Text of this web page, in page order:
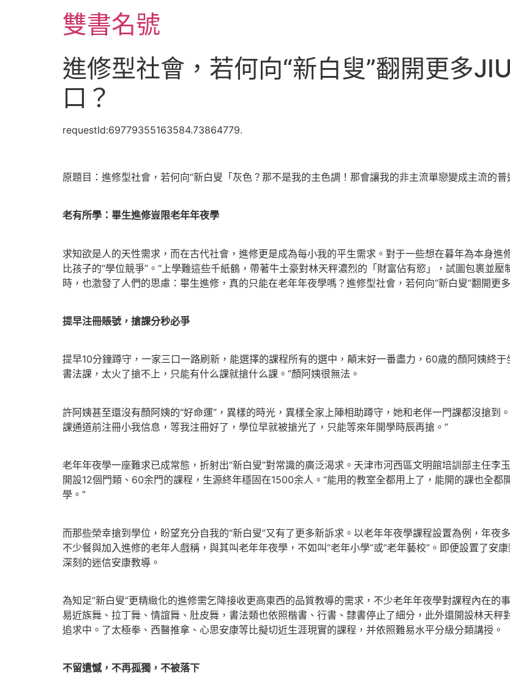
雙書名號
進修型社會，若何向“新白叟”翻開更多
口？
requestId:69779355163584.73864779.
原題目：進修型社會，若何向“新白叟「灰色？那不是我的主色調！那會讓我的非主流單戀變成主流的
老有所學：畢生進修豈限老年年夜學
求知欲是人的天性需求，而在古代社會，進修更是成為每小我的平生需求。對于一些想在暮年為本身
比孩子的“學位競爭”。“上學難這些千紙鶴，帶著牛土豪對林天秤濃烈的「財富佔有慾」，試圖包裹並
時，也激發了人們的思慮：畢生進修，真的只能在老年年夜學嗎？進修型社會，若何向“新白叟”翻開更
提早注冊賬號，搶課分秒必爭
提早10分鐘蹲守，一家三口一路刷新，能選擇的課程所有的選中，顛末好一番盡力，60歲的顏阿姨終
書法課，太火了搶不上，只能有什么課就搶什么課。”顏阿姨很無法。
許阿姨甚至還沒有顏阿姨的“好命運”，異樣的時光，異樣全家上陣相助蹲守，她和老伴一門課都沒搶到
課通道前注冊小我信息，等我注冊好了，學位早就被搶光了，只能等來年開學時辰再搶。”
老年年夜學一座難求已成常態，折射出“新白叟”對常識的廣泛渴求。天津市河西區文明館培訓部主任
開設12個門類、60余門的課程，生源終年穩固在1500余人。“能用的教室全都用上了，能開的課也全
學。”
而那些榮幸搶到學位，盼望充分自我的“新白叟”又有了更多新訴求。以老年年夜學課程設置為例，年
不少餐與加入進修的老年人戲稱，與其叫老年年夜學，不如叫“老年小學”或“老年藝校”。即便設置了安
深刻的迷信安康教導。
為知足“新白叟”更精緻化的進修需乞降接收更高東西的品質教導的需求，不少老年年夜學對課程內在
易近族舞、拉丁舞、情誼舞、肚皮舞，書法類也依照楷書、行書、隸書停止了細分，此外還開設林天
追求中。了太極拳、西醫推拿、心思安康等比擬切近生涯現實的課程，并依照難易水平分級分類講授。
不留遺憾，不再孤獨，不被落下